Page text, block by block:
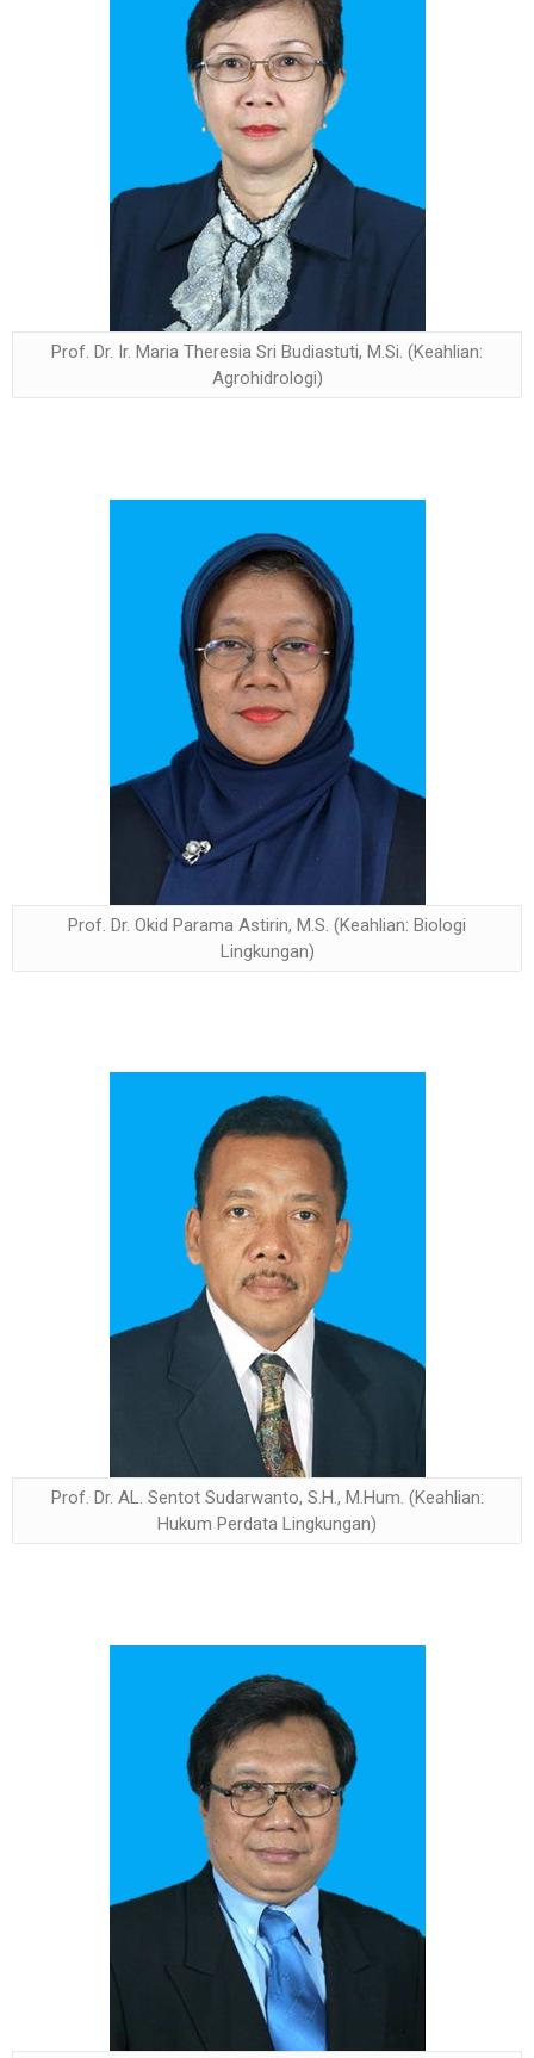
Prof. Dr. Ir. Maria Theresia Sri Budiastuti, M.Si. (Keahlian:
Agrohidrologi)
Prof. Dr. Okid Parama Astirin, M.S. (Keahlian: Biologi
Lingkungan)
Prof. Dr. AL. Sentot Sudarwanto, S.H., M.Hum. (Keahlian:
Hukum Perdata Lingkungan)